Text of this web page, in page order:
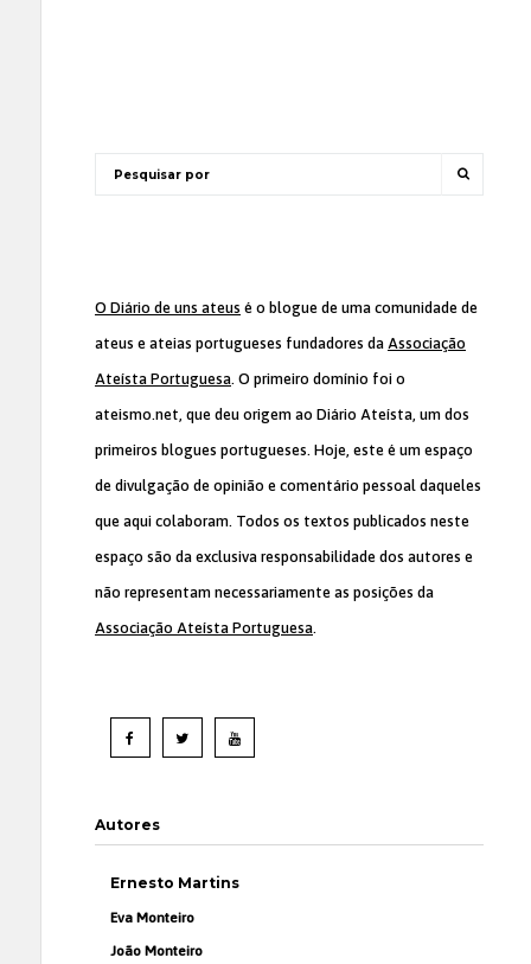
O Diário de uns ateus é o blogue de uma comunidade de
ateus e ateias portugueses fundadores da Associação
Ateísta Portuguesa. O primeiro domínio foi o
ateismo.net, que deu origem ao Diário Ateísta, um dos
primeiros blogues portugueses. Hoje, este é um espaço
de divulgação de opinião e comentário pessoal daqueles
que aqui colaboram. Todos os textos publicados neste
espaço são da exclusiva responsabilidade dos autores e
não representam necessariamente as posições da
Associação Ateísta Portuguesa.
Autores
Ernesto Martins
Eva Monteiro
João Monteiro